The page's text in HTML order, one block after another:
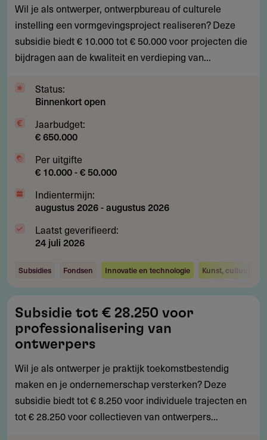
voor
vormgevingsprojecten
en
ontwerpers
Wil je als ontwerper, ontwerpbureau of culturele
instelling een vormgevingsproject realiseren? Deze
subsidie biedt € 10.000 tot € 50.000 voor projecten die
bijdragen aan de kwaliteit en verdieping van...
Status:
Binnenkort open
Jaarbudget:
€ 650.000
Per uitgifte
€ 10.000 - € 50.000
Indientermijn:
augustus 2026-augustus 2026
Laatst geverifieerd:
24 juli 2026
Subsidies Fondsen Innovatie en technologie Kunst, cultuur en
tot
€
28.250
voor
professionalisering
van
ontwerpers
Subsidie tot € 28.250 voor
professionalisering van
ontwerpers
Wil je als ontwerper je praktijk toekomstbestendig
maken en je ondernemerschap versterken? Deze
subsidie biedt tot € 8.250 voor individuele trajecten en
tot € 28.250 voor collectieven van ontwerpers...